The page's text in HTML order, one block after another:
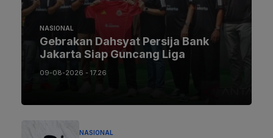
NASIONAL
Gebrakan Dahsyat Persija Bank
Jakarta Siap Guncang Liga
09-08-2026 - 17.26
NASIONAL